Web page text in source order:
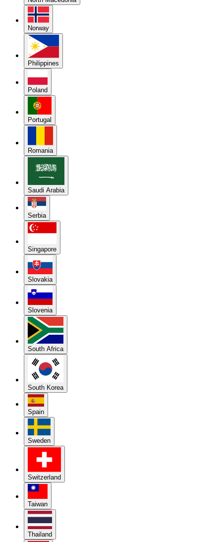
Norway
Philippines
Poland
Portugal
Romania
Saudi Arabia
Serbia
Singapore
Slovakia
Slovenia
South Africa
South Korea
Spain
Sweden
Switzerland
Taiwan
Thailand